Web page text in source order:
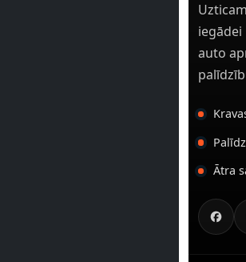
auto
Ātra